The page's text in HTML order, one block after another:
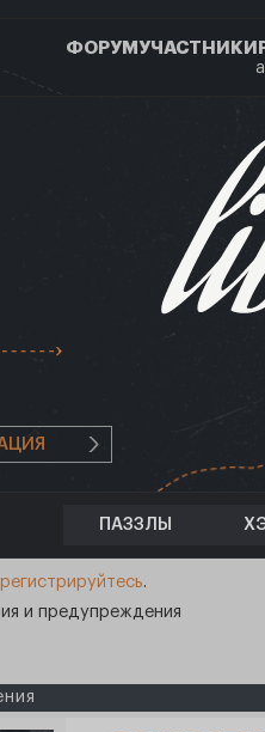
ФОРУМУЧАСТНИКИ
ПАЗЗЛЫ
.
и предупреждения